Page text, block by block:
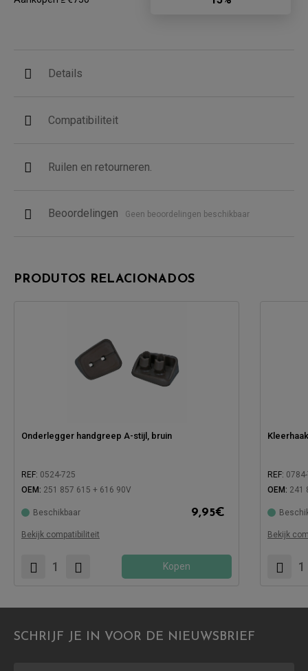
Details
Compatibiliteit
Ruilen en retourneren.
Beoordelingen Geen beoordelingen beschikbaar
PRODUTOS RELACIONADOS
Onderlegger handgreep A-stijl, bruin
REF: 0524-725
OEM: 251 857 615 + 616 90V
Beschikbaar 9,95€
Bekijk compatibiliteit
Kopen
REF:
OEM: 241
Bekijk
SCHRIJF JE IN VOOR DE NIEUWSBRIEF